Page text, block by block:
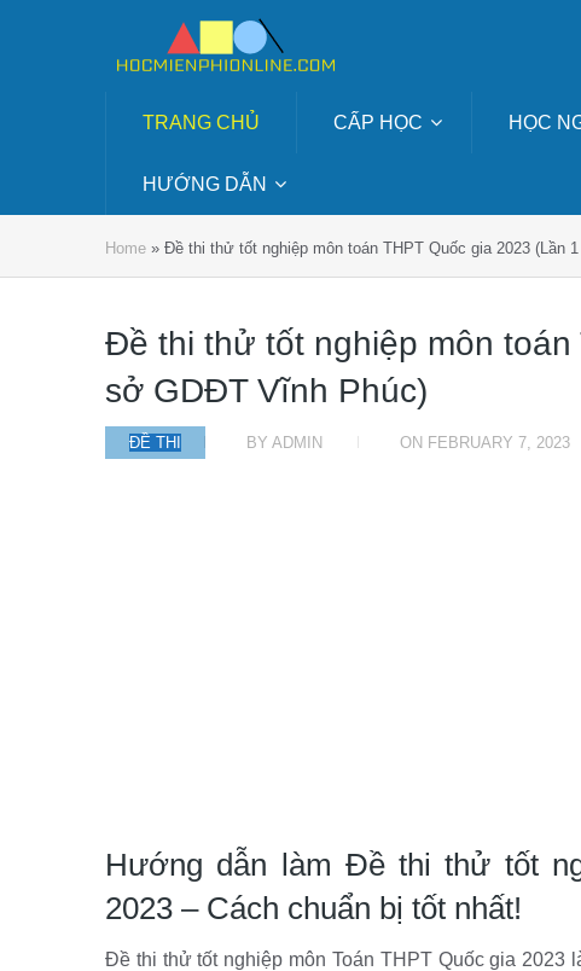
TRANG CHỦ CẤP HỌC HỌC
HƯỚNG DẪN
Home » Đề thi thử tốt nghiệp môn toán THPT Quốc gia 2023 (Lần
Đề thi thử tốt nghiệp môn
sở GDĐT Vĩnh Phúc)
ĐỀ THI BY ADMIN ON FEBRUARY 7, 2023
Hướng dẫn làm Đề thi thử tốt
2023 – Cách chuẩn bị tốt nhất!
Đề thi thử tốt nghiệp môn Toán THPT Quốc gia 2023